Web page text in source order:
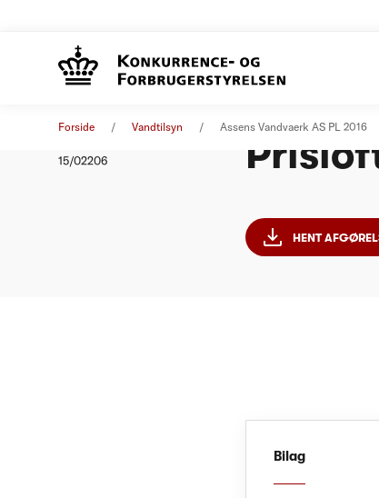
Forside Vandtilsyn Assens Vandvaerk AS PL 2016
15/02206
HENT
Bilag